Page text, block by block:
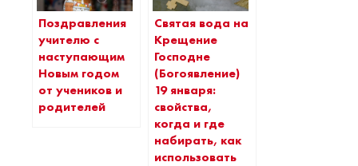
Поздравления
учителю с
наступающим
Новым годом
от учеников и
родителей
Святая вода на
Крещение
Господне
(Богоявление)
19 января:
свойства,
когда и где
набирать, как
использовать